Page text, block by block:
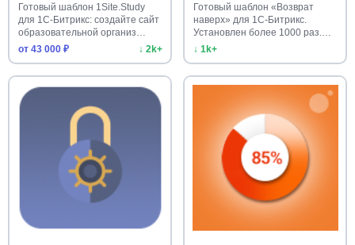
Готовый шаблон 1Site.Study
для 1С-Битрикс: создайте сайт
образовательной организ…
от 43 000 ₽
↓ 2k+
Готовый шаблон «Возврат
наверх» для 1С-Битрикс.
Установлен более 1000 раз.
Улучш…
↓ 1k+